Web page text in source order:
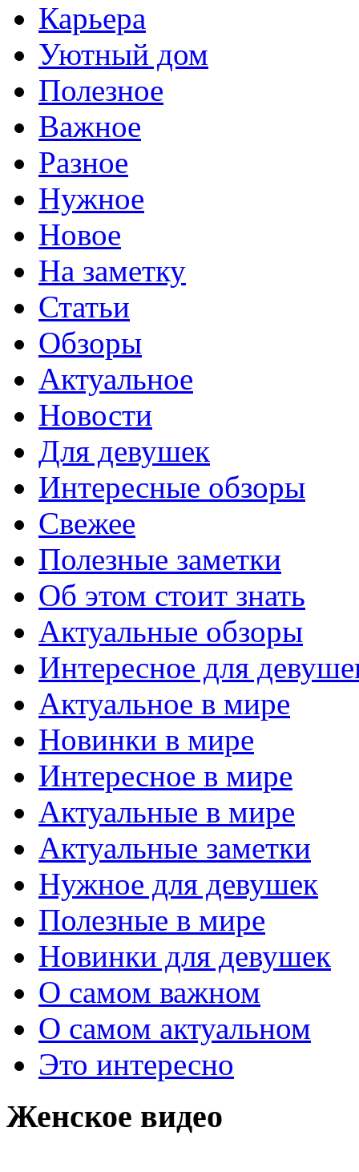
Карьера
Уютный дом
Полезное
Важное
Разное
Нужное
Новое
На заметку
Статьи
Обзоры
Актуальное
Новости
Для девушек
Интересные обзоры
Свежее
Полезные заметки
Об этом стоит знать
Актуальные обзоры
Интересное для
Актуальное в мире
Новинки в мире
Интересное в мире
Актуальные в мире
Актуальные заметки
Нужное для девушек
Полезные в мире
Новинки для девушек
О самом важном
О самом актуальном
Это интересно
Женское видео